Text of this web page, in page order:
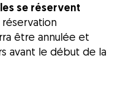
se réservent
être annulée et
avant le début de la